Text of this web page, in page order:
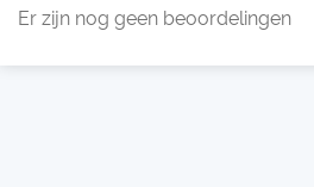
Er zijn nog geen beoordelingen